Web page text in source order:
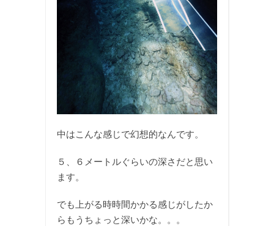
中はこんな感じで幻想的なんです。
５、６メートルぐらいの深さだと思い
ます。
でも上がる時時間かかる感じがしたか
らもうちょっと深いかな。。。